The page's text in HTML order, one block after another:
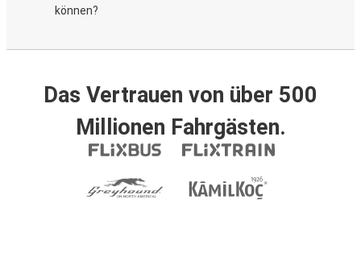
können?
Das Vertrauen von über 500
Millionen Fahrgästen.